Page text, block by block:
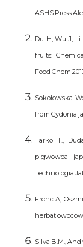
ASHS Press
Du H, Wu J,
fruits:
Food Chem
Sokołowska-
from Cydonia
Tarko T.,
pigwowca
Technologia
Fronc A,
herbat
Silva B.M.,